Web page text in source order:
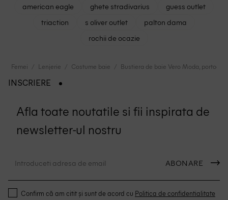
american eagle
ghete stradivarius
guess outlet
triaction
s oliver outlet
palton dama
rochii de ocazie
Femei Lenjerie Costume baie Bustiera de baie Vero Moda,
INSCRIERE
Afla toate noutatile si fii inspirata de
newsletter-ul nostru
ABONARE
Confirm că am citit și sunt de acord cu Politica de confidentialitate